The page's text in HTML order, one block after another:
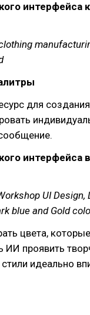
интерфейса
для
интерфейса
UI Design,
blue and Gold
цвета,
ИИ проявить
идеально